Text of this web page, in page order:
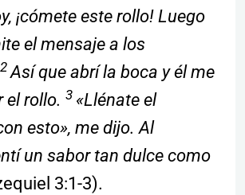
¡cómete este rollo! Luego
el mensaje a los
2 Así que abrí la boca y él me
el rollo. 3 «Llénate el
esto», me dijo. Al
un sabor tan dulce como
3:1-3).